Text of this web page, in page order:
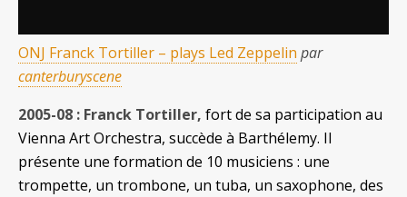
ONJ Franck Tortiller – plays Led Zeppelin par
canterburyscene
2005-08 : Franck Tortiller, fort de sa participation au
Vienna Art Orchestra, succède à Barthélemy. Il
présente une formation de 10 musiciens : une
trompette, un trombone, un tuba, un saxophone, des